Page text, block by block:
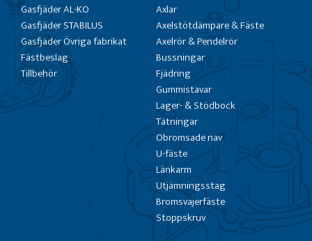
Gasfjäder AL-KO
Gasfjäder STABILUS
Gasfjäder Övriga fabrikat
Fästbeslag
Tillbehör
Axlar
Axelstötdämpare & Fäste
Axelrör & Pendelrör
Bussningar
Fjädring
Gummistavar
Lager- & Stödbock
Tätningar
Obromsade nav
U-fäste
Länkarm
Utjämningsstag
Bromsvajerfäste
Stoppskruv